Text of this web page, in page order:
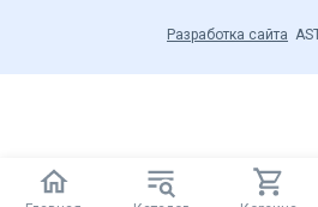
Разработка сайта